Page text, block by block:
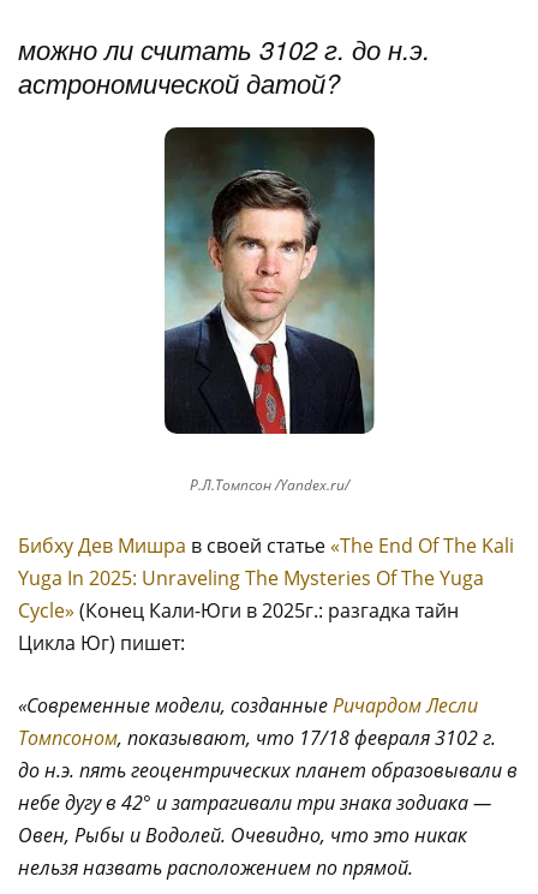
можно ли считать 3102 г. до н.э.
астрономической датой?
Р.Л.Томпсон /Yandex.ru/
Бибху Дев Мишра в своей статье«The End Of The Kali
Yuga In 2025: Unraveling The Mysteries Of The Yuga
Cycle» (Конец Кали-Юги в 2025г.: разгадка тайн
Цикла Юг) пишет:
«Современные модели, созданныеРичардом Лесли
Томпсоном, показывают, что 17/18 февраля 3102 г.
до н.э. пять геоцентрических планет образовывали в
небе дугу в 42° и затрагивали три знака зодиака —
Овен, Рыбы и Водолей. Очевидно, что это никак
нельзя назвать расположением по прямой.